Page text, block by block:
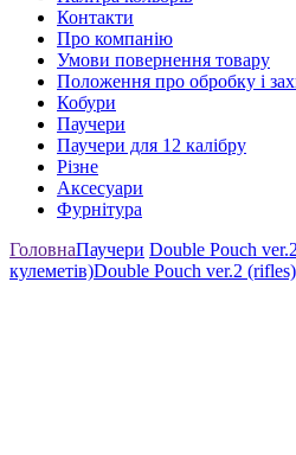
Контакти
Про компанію
Умови повернення товару
Положення про обробку і
Кобури
Паучери
Паучери для 12 калібру
Різне
Аксесуари
Фурнітура
ГоловнаПаучери Double Pouch
кулеметів)Double Pouch ver.2